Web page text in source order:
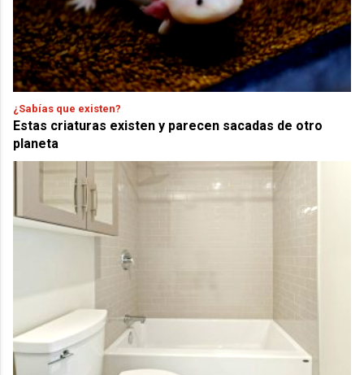
¿Sabías que existen?
Estas criaturas existen y parecen sacadas de otro
planeta